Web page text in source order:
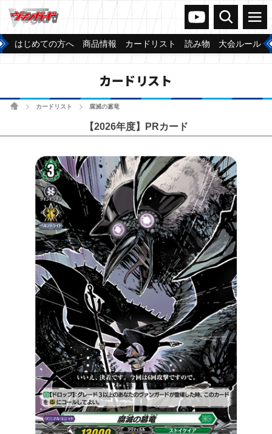
ヴァンガードch
検索 メニュー
はじめての方へ 商品情報 カードリスト 読み物 大会ルール
カードリスト
ホームカードリスト 腐滅の簒竜
【2026年度】PRカード